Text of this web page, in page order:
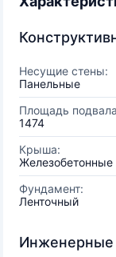
Несущие стены:
Панельные
Площадь
1474
Крыша:
Железобетонные
Фундамент:
Ленточный
Инженерные